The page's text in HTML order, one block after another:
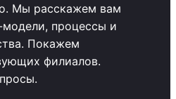
Мы расскажем вам
модели, процессы и
Покажем
филиалов.